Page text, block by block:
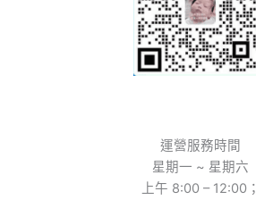
運營服務時間
星期一 ~ 星期六
上午 8:00 – 12:00；